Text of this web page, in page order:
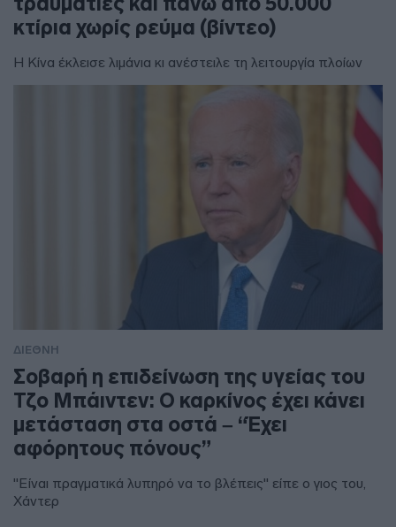
κτίρια χωρίς ρεύμα (βίντεο)
Η Κίνα έκλεισε λιμάνια κι ανέστειλε τη λειτουργία πλοίων
ΔΙΕΘΝΗ
Σοβαρή η επιδείνωση της υγείας του
Τζο Μπάιντεν: Ο καρκίνος έχει κάνει
μετάσταση στα οστά – “Έχει
αφόρητους πόνους”
"Είναι πραγματικά λυπηρό να το βλέπεις" είπε ο γιος του,
Χάντερ